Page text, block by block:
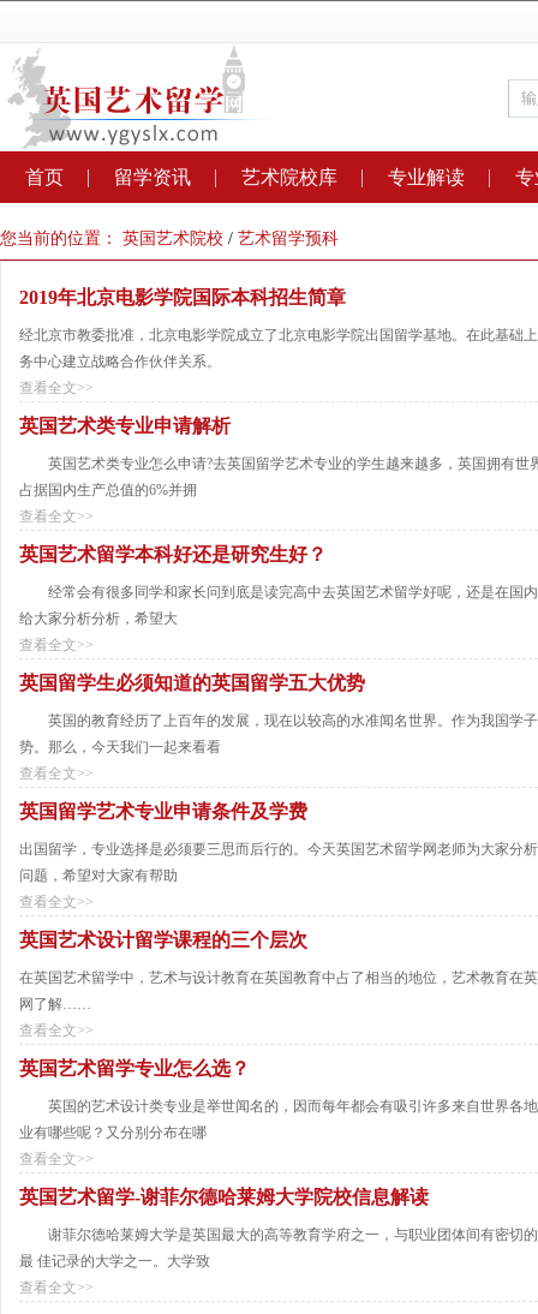
首页 留学资讯 艺术院校库 专业解读 专
您当前的位置： 英国艺术院校 / 艺术留学预科
2019年北京电影学院国际本科招生简章
经北京市教委批准，北京电影学院成立了北京电影学院出国留学基地。在此基础
务中心建立战略合作伙伴关系。
查看全文>>
英国艺术类专业申请解析
英国艺术类专业怎么申请?去英国留学艺术专业的学生越来越多，英国拥有世
占据国内生产总值的6%并拥
查看全文>>
英国艺术留学本科好还是研究生好？
经常会有很多同学和家长问到底是读完高中去英国艺术留学好呢，还是在国内
给大家分析分析，希望大
查看全文>>
英国留学生必须知道的英国留学五大优势
英国的教育经历了上百年的发展，现在以较高的水准闻名世界。作为我国学
势。那么，今天我们一起来看看
查看全文>>
英国留学艺术专业申请条件及学费
出国留学，专业选择是必须要三思而后行的。今天英国艺术留学网老师为大家分
问题，希望对大家有帮助
查看全文>>
英国艺术设计留学课程的三个层次
在英国艺术留学中，艺术与设计教育在英国教育中占了相当的地位，艺术教育在
网了解……
查看全文>>
英国艺术留学专业怎么选？
英国的艺术设计类专业是举世闻名的，因而每年都会有吸引许多来自世界各
业有哪些呢？又分别分布在哪
查看全文>>
英国艺术留学-谢菲尔德哈莱姆大学院校信息解读
谢菲尔德哈莱姆大学是英国最大的高等教育学府之一，与职业团体间有密切
最 佳记录的大学之一。大学致
查看全文>>